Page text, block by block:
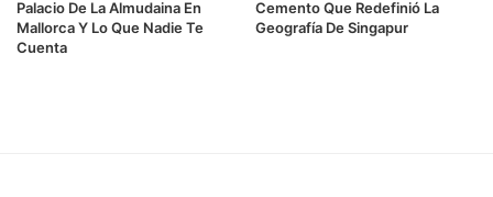
Palacio De La Almudaina En
Mallorca Y Lo Que Nadie Te
Cuenta
Cemento Que Redefinió La
Geografía De Singapur